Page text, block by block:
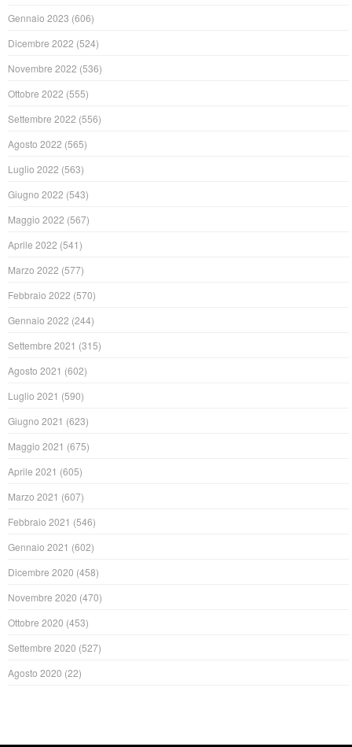
Gennaio 2023 (606)
Dicembre 2022 (524)
Novembre 2022 (536)
Ottobre 2022 (555)
Settembre 2022 (556)
Agosto 2022 (565)
Luglio 2022 (563)
Giugno 2022 (543)
Maggio 2022 (567)
Aprile 2022 (541)
Marzo 2022 (577)
Febbraio 2022 (570)
Gennaio 2022 (244)
Settembre 2021 (315)
Agosto 2021 (602)
Luglio 2021 (590)
Giugno 2021 (623)
Maggio 2021 (675)
Aprile 2021 (605)
Marzo 2021 (607)
Febbraio 2021 (546)
Gennaio 2021 (602)
Dicembre 2020 (458)
Novembre 2020 (470)
Ottobre 2020 (453)
Settembre 2020 (527)
Agosto 2020 (22)